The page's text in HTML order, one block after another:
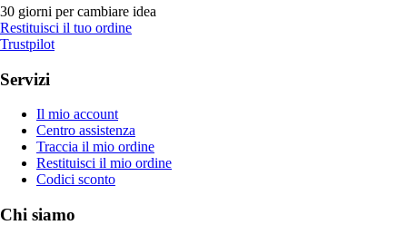
30 giorni per cambiare idea
Restituisci il tuo ordine
Trustpilot
Servizi
Il mio account
Centro assistenza
Traccia il mio ordine
Restituisci il mio ordine
Codici sconto
Chi siamo